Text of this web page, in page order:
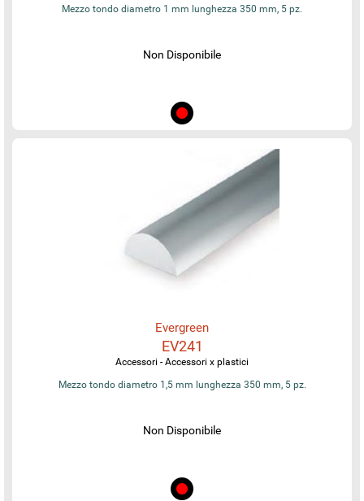
Mezzo tondo diametro 1 mm lunghezza 350 mm, 5 pz.
Non Disponibile
Evergreen
EV241
Accessori - Accessori x plastici
Mezzo tondo diametro 1,5 mm lunghezza 350 mm, 5 pz.
Non Disponibile